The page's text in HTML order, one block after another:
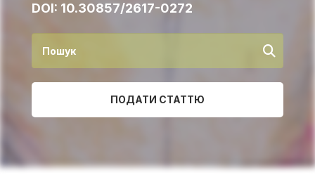
DOI: 10.30857/2617-0272
ПОДАТИ СТАТТЮ